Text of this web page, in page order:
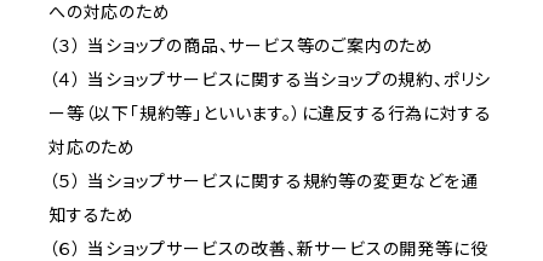
への対応のため
（３） 当ショップの商品、サービス等のご案内のため
（４） 当ショップサービスに関する当ショップの規約、ポリシ
ー等（以下「規約等」といいます。）に違反する行為に対する
対応のため
（５） 当ショップサービスに関する規約等の変更などを通
知するため
（６） 当ショップサービスの改善、新サービスの開発等に役